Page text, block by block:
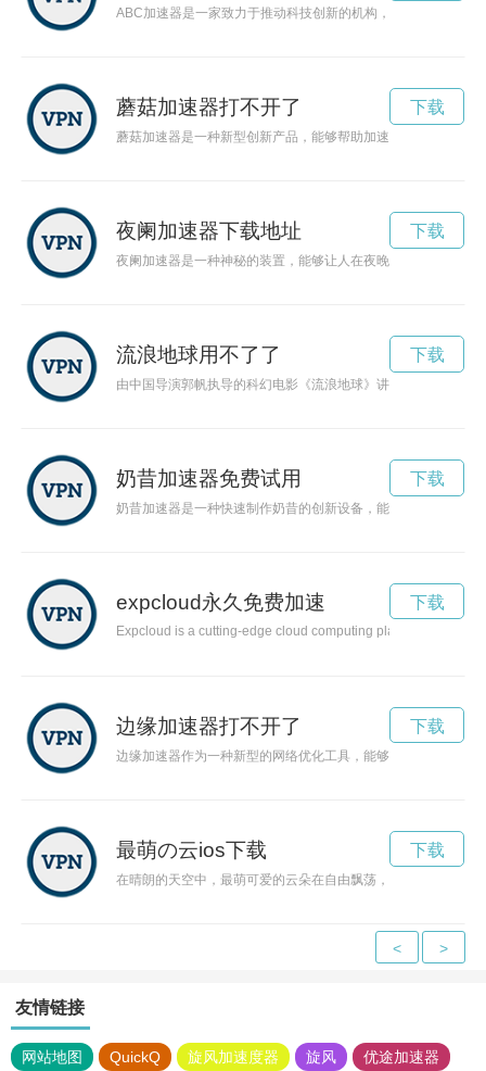
ABC加速器是一家致力于推动科技创新的机构，通过提供资源
蘑菇加速器打不开了
蘑菇加速器是一种新型创新产品，能够帮助加速蘑菇生长过程，
下载
夜阑加速器下载地址
夜阑加速器是一种神秘的装置，能够让人在夜晚拥有超乎想象
下载
流浪地球用不了了
由中国导演郭帆执导的科幻电影《流浪地球》讲述了人类为了
下载
奶昔加速器免费试用
奶昔加速器是一种快速制作奶昔的创新设备，能够帮助人们轻
下载
expcloud永久免费加速
Expcloud is a cutting-edge cloud computing platform that
下载
边缘加速器打不开了
边缘加速器作为一种新型的网络优化工具，能够提升数据传输
下载
最萌の云ios下载
在晴朗的天空中，最萌可爱的云朵在自由飘荡，给人一种梦幻般
下载
< >
友情链接
网站地图 QuickQ 旋风加速度器 旋风 优途加速器